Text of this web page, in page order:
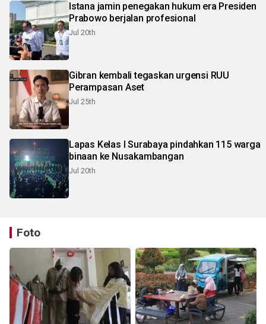
Istana jamin penegakan hukum era Presiden
Prabowo berjalan profesional
Jul 20th
Gibran kembali tegaskan urgensi RUU
Perampasan Aset
Jul 25th
Lapas Kelas I Surabaya pindahkan 115 warga
binaan ke Nusakambangan
Jul 20th
Foto